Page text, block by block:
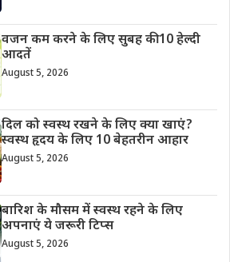
वजन कम करने के लिए सुबह की 10 हेल्दी
आदतें
August 5, 2026
दिल को स्वस्थ रखने के लिए क्या खाएं?
स्वस्थ हृदय के लिए 10 बेहतरीन आहार
August 5, 2026
बारिश के मौसम में स्वस्थ रहने के लिए
अपनाएं ये जरूरी टिप्स
August 5, 2026